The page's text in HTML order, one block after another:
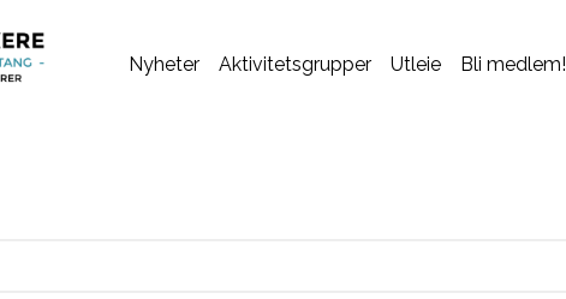
Nyheter Aktivitetsgrupper Utleie Bli medlem!